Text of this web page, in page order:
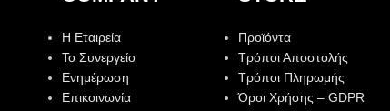
Η Εταιρεία
Το Συνεργείο
Ενημέρωση
Επικοινωνία
Προϊόντα
Τρόποι Αποστολής
Τρόποι Πληρωμής
Όροι Χρήσης – GDPR